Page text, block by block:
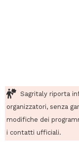
Sagritaly riporta
organizzatori, senza
modifiche dei
i contatti ufficiali.